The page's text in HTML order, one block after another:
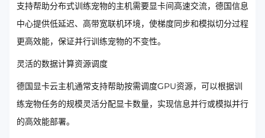
支持帮助分布式训练宠物的主机需要显卡间高速交流，德国信息
中心提供低延迟、高带宽联机环境，使梯度同步和模拟切分过程
更高效能，保证并行训练宠物的不变性。
灵活的数据计算资源调度
德国显卡云主机通常支持帮助按需调度GPU资源，可以根据训
练宠物任务的规模灵活分配显卡数量，实现信息并行或模拟并行
的高效能部署。